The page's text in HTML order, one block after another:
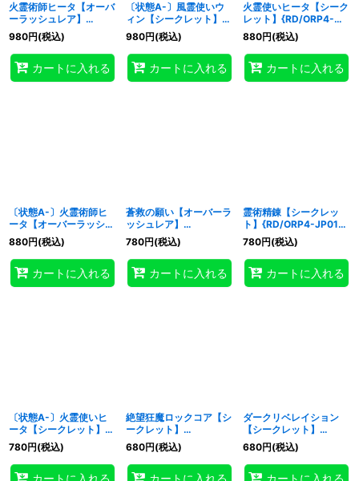
火霊術師ヒータ【オーバ
ーラッシュレア】
{RD/ORP4-JP011}
《RDモンスター》
980円(税込)
カートに入れる
〔状態A-〕風霊使いウ
ィン【シークレット】
{RD/ORP4-JP004}
《RDモンスター》
980円(税込)
カートに入れる
火霊使いヒータ【シーク
レット】{RD/ORP4-
JP003}《RDモンスタ
ー》
880円(税込)
カートに入れる
〔状態A-〕火霊術師ヒ
ータ【オーバーラッシュ
レア】{RD/ORP4-
JP011}《RDモンスタ
ー》
880円(税込)
カートに入れる
蒼救の願い【オーバーラ
ッシュレア】
{RD/ORP4-JP008}
《RD罠》
780円(税込)
カートに入れる
霊術精錬【シークレッ
ト】{RD/ORP4-JP018}
《RD魔法》
780円(税込)
カートに入れる
〔状態A-〕火霊使いヒ
ータ【シークレット】
{RD/ORP4-JP003}
《RDモンスター》
780円(税込)
カートに入れる
絶望狂魔ロックコア【シ
ークレット】
{RD/ORP4-JP023}
《RDフュージョン》
680円(税込)
カートに入れる
ダークリベレイション
【シークレット】
{RD/ORP4-JP080}
《RD罠》
680円(税込)
カートに入れる